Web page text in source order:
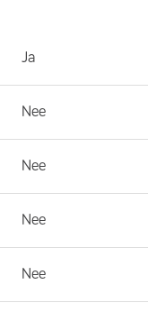
Ja
Nee
Nee
Nee
Nee